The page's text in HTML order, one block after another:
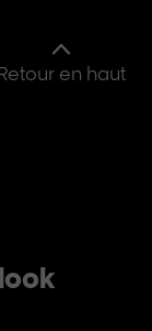
en haut